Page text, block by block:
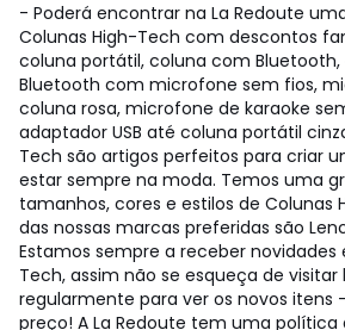
- Poderá encontrar na La Redoute
Colunas High-Tech com descontos
coluna portátil, coluna com Bluetooth,
Bluetooth com microfone sem fios,
coluna rosa, microfone de karaoke
adaptador USB até coluna portátil
Tech são artigos perfeitos para criar
estar sempre na moda. Temos uma
tamanhos, cores e estilos de Colunas
das nossas marcas preferidas são
Estamos sempre a receber novidades
Tech, assim não se esqueça de
regularmente para ver os novos itens
preço! A La Redoute tem uma política